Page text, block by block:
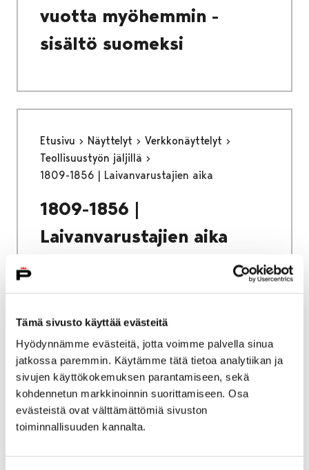
Tämä sivusto käyttää evästeitä
Hyödynnämme evästeitä, jotta voimme palvella sinua
jatkossa paremmin. Käytämme tätä tietoa analytiikan ja
sivujen käyttökokemuksen parantamiseen, sekä
kohdennetun markkinoinnin suorittamiseen. Osa
evästeistä ovat välttämättömiä sivuston
toiminnallisuuden kannalta.
vuotta myöhemmin -
sisältö suomeksi
Etusivu Näyttelyt
Verkkonäyttelyt
Teollisuustyön jäljillä
1809-1856 | Laivanvarustajien aika
1809-1856 |
Laivanvarustajien aika
Teollisuustyön jäljillä
1765-1809 | Kaupankäynti vapautuu
1765-1809 | Kaupankäynti
vapautuu